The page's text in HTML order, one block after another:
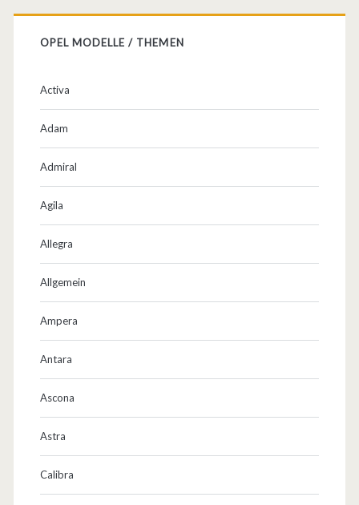
OPEL MODELLE / THEMEN
Activa
Adam
Admiral
Agila
Allegra
Allgemein
Ampera
Antara
Ascona
Astra
Calibra